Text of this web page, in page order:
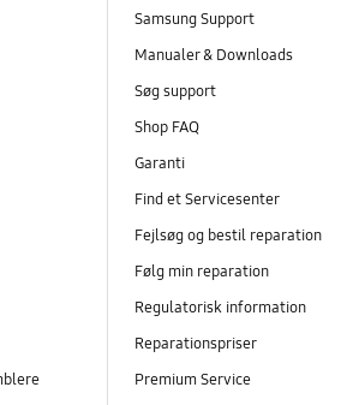
Samsung Support
Manualer & Downloads
Søg support
Shop FAQ
Garanti
Find et Servicesenter
Fejlsøg og bestil reparation
Følg min reparation
Regulatorisk information
Reparationspriser
Premium Service